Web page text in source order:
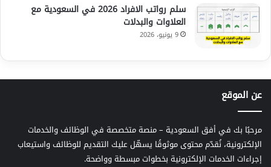
سلم رواتب الافراد 2026 في السعودية مع
العلاوات والبدلات
9 يونيو، 2026
عن الموقع
مرحبًا بك في أفق السعودية – منصة متخصصة في الوظائف والخدمات
الإلكترونية، نُقدّم محتوى موثوقًا يسهّل عليك التقديم للوظائف واستيعاب
إجراءات الخدمات الإلكترونية بخطوات مبسطة وواضحة.